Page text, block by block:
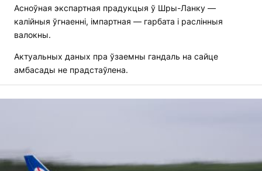
Асноўная экспартная прадукцыя ў Шры-Ланку —
калійныя ўгнаенні, імпартная — гарбата ​​і раслінныя
валокны.
Актуальных даных пра ўзаемны гандаль на сайце
амбасады не прадстаўлена.